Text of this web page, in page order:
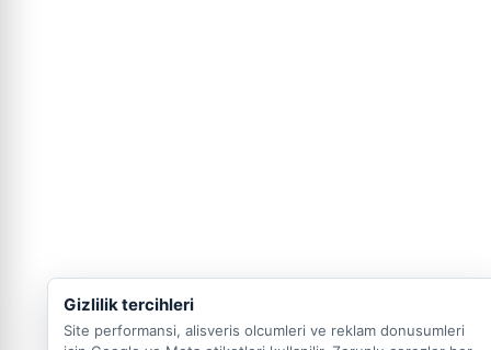
Gizlilik tercihleri
Site performansi, alisveris olcumleri ve reklam donusumleri